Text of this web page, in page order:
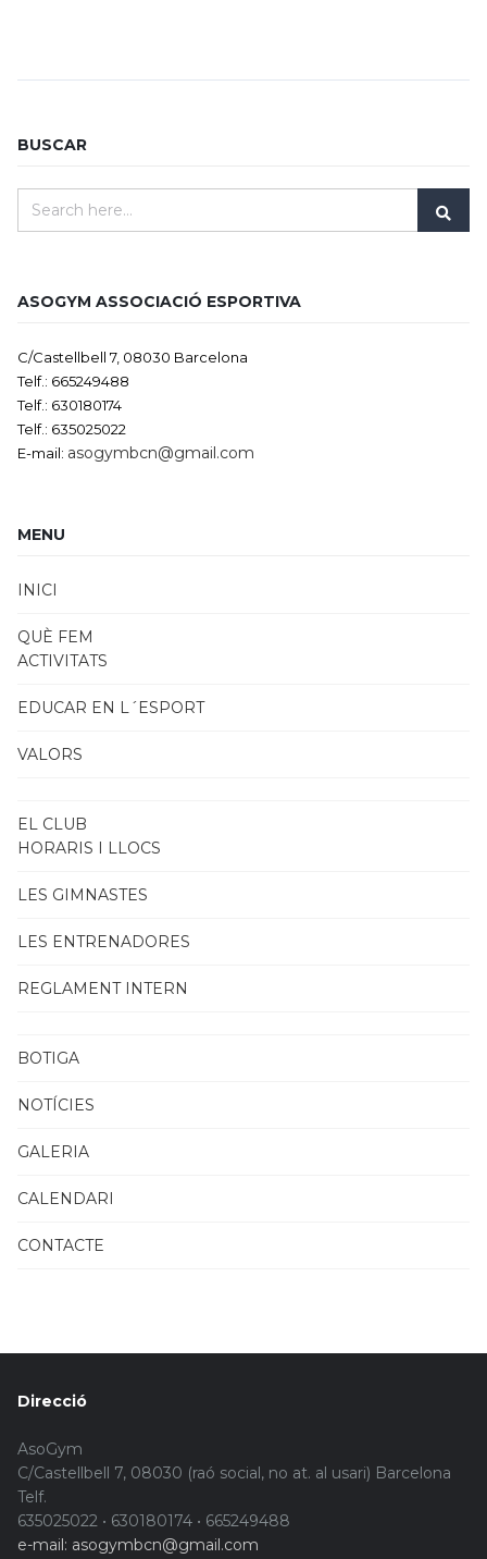
BUSCAR
ASOGYM ASSOCIACIÓ ESPORTIVA
C/Castellbell 7, 08030 Barcelona
Telf.: 665249488
Telf.: 630180174
Telf.: 635025022
E-mail: asogymbcn@gmail.com
MENU
INICI
QUÈ FEM
ACTIVITATS
EDUCAR EN L´ESPORT
VALORS
EL CLUB
HORARIS I LLOCS
LES GIMNASTES
LES ENTRENADORES
REGLAMENT INTERN
BOTIGA
NOTÍCIES
GALERIA
CALENDARI
CONTACTE
Direcció
AsoGym
C/Castellbell 7, 08030 (raó social, no at. al usari) Barcelona
Telf.
635025022 • 630180174 • 665249488
e-mail: asogymbcn@gmail.com